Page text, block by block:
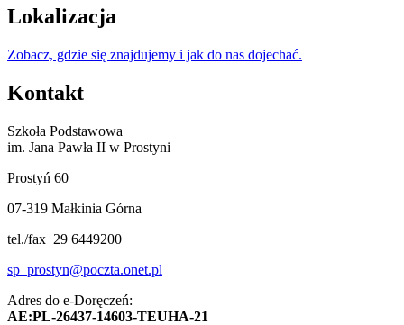
Lokalizacja
Zobacz, gdzie się znajdujemy i jak do nas dojechać.
Kontakt
Szkoła Podstawowa
im. Jana Pawła II w Prostyni
Prostyń 60
07-319 Małkinia Górna
tel./fax 29 6449200
sp_prostyn@poczta.onet.pl
Adres do e-Doręczeń:
AE:PL-26437-14603-TEUHA-21